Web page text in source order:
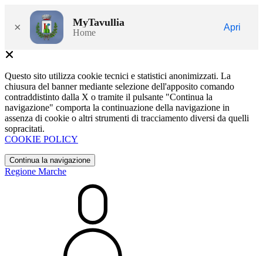
× MyTavullia
Home
Apri
Questo sito utilizza cookie tecnici e statistici anonimizzati. La
chiusura del banner mediante selezione dell'apposito comando
contraddistinto dalla X o tramite il pulsante "Continua la
navigazione" comporta la continuazione della navigazione in
assenza di cookie o altri strumenti di tracciamento diversi da quelli
sopracitati.
COOKIE POLICY
Continua la navigazione
Regione Marche